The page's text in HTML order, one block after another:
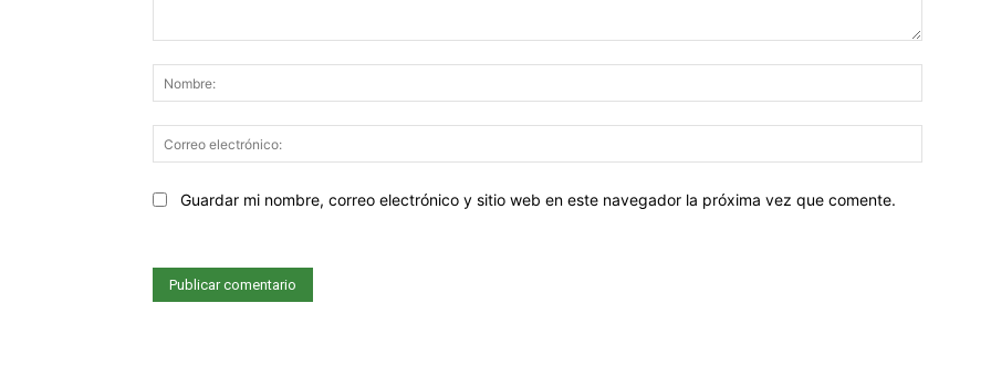
SitioGuardar mi nombre, correo electrónico y sitio web en este navegador la próxima vez que comente.